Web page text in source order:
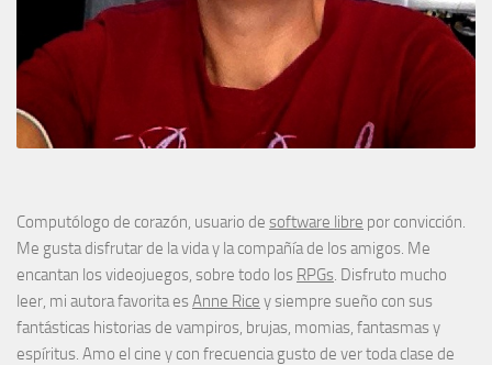
Computólogo de corazón, usuario de software libre por convicción.
Me gusta disfrutar de la vida y la compañía de los amigos. Me
encantan los videojuegos, sobre todo los RPGs. Disfruto mucho
leer, mi autora favorita esAnne Rice y siempre sueño con sus
fantásticas historias de vampiros, brujas, momias, fantasmas y
espíritus. Amo el cine y con frecuencia gusto de ver toda clase de